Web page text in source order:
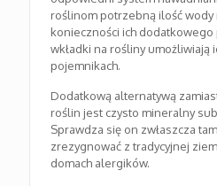
roślinom potrzebną ilość wody
konieczności ich
wkładki na rośliny umożliwiają
pojemnikach.
Dodatkową alternatywą
roślin jest czysto mineralny
Sprawdza się on zwłaszcza
zrezygnować z tradycyjnej
domach alergików.